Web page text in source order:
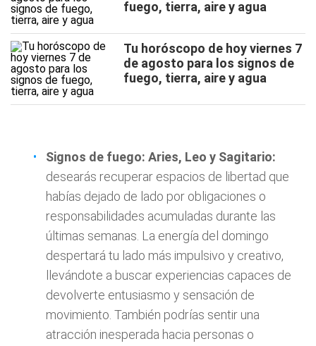
fuego, tierra, aire y agua
Tu horóscopo de hoy viernes 7
de agosto para los signos de
fuego, tierra, aire y agua
Signos de fuego: Aries, Leo y Sagitario:
desearás recuperar espacios de libertad que
habías dejado de lado por obligaciones o
responsabilidades acumuladas durante las
últimas semanas. La energía del domingo
despertará tu lado más impulsivo y creativo,
llevándote a buscar experiencias capaces de
devolverte entusiasmo y sensación de
movimiento. También podrías sentir una
atracción inesperada hacia personas o